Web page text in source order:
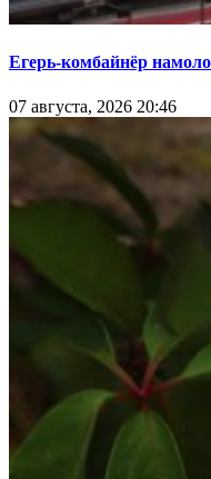
Егерь-комбайнёр
07 августа, 2026 20:46